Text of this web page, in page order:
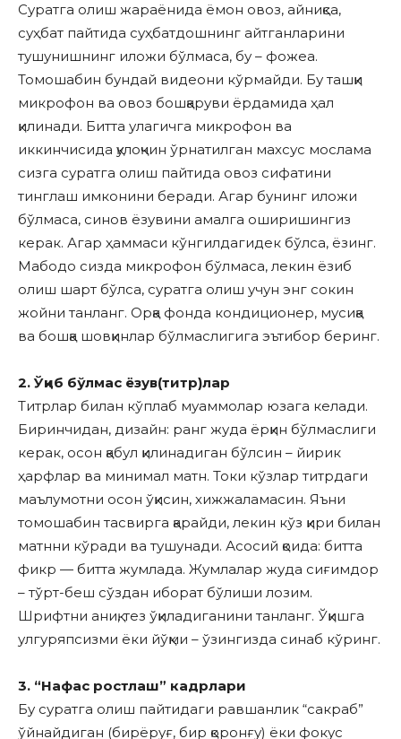
Суратга олиш жараёнида ёмон овоз, айниқса,
суҳбат пайтида суҳбатдошнинг айтганларини
тушунишнинг иложи бўлмаса, бу – фожеа.
Томошабин бундай видеони кўрмайди. Бу ташқи
микрофон ва овоз бошқаруви ёрдамида ҳал
қилинади. Битта улагичга микрофон ва
иккинчисида қулоқчин ўрнатилган махсус мослама
сизга суратга олиш пайтида овоз сифатини
тинглаш имконини беради. Агар бунинг иложи
бўлмаса, синов ёзувини амалга оширишингиз
керак. Агар ҳаммаси кўнгилдагидек бўлса, ёзинг.
Мабодо сизда микрофон бўлмаса, лекин ёзиб
олиш шарт бўлса, суратга олиш учун энг сокин
жойни танланг. Орқа фонда кондиционер, мусиқа
ва бошқа шовқинлар бўлмаслигига эътибор беринг.
2. Ўқиб бўлмас ёзув(титр)лар
Титрлар билан кўплаб муаммолар юзага келади.
Биринчидан, дизайн: ранг жуда ёрқин бўлмаслиги
керак, осон қабул қилинадиган бўлсин – йирик
ҳарфлар ва минимал матн. Токи кўзлар титрдаги
маълумотни осон ўқисин, хижжаламасин. Яъни
томошабин тасвирга қарайди, лекин кўз қири билан
матнни кўради ва тушунади. Асосий қоида: битта
фикр — битта жумлада. Жумлалар жуда сиғимдор
– тўрт-беш сўздан иборат бўлиши лозим.
Шрифтни аниқ, тез ўқиладиганини танланг. Ўқишга
улгуряпсизми ёки йўқми – ўзингизда синаб кўринг.
3. “Нафас ростлаш” кадрлари
Бу суратга олиш пайтидаги равшанлик “сакраб”
ўйнайдиган (бирёруғ, бир қоронғу) ёки фокус